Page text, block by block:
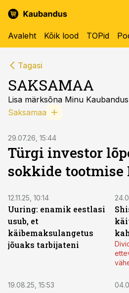
Avaleht Kõik lood TOPid
Tagasi
SAKSAMAA
Lisa märksõna Minu
Saksamaa
29.07.26, 15:44
Türgi investor
sokkide tootmise
12.11.25, 10:14
Uuring: enamik eestlasi
usub, et
käibemaksulangetus
jõuaks tarbijateni
19.08.25, 15:53